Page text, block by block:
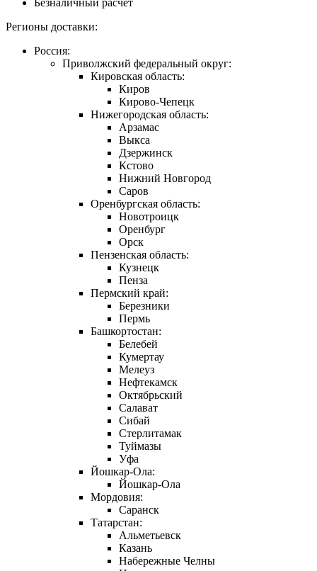
Безналичный расчет
Регионы доставки:
Россия:
Приволжский федеральный округ:
Кировская область:
Киров
Кирово-Чепецк
Нижегородская область:
Арзамас
Выкса
Дзержинск
Кстово
Нижний Новгород
Саров
Оренбургская область:
Новотроицк
Оренбург
Орск
Пензенская область:
Кузнецк
Пенза
Пермский край:
Березники
Пермь
Башкортостан:
Белебей
Кумертау
Мелеуз
Нефтекамск
Октябрьский
Салават
Сибай
Стерлитамак
Туймазы
Уфа
Йошкар-Ола:
Йошкар-Ола
Мордовия:
Саранск
Татарстан:
Альметьевск
Казань
Набережные Челны